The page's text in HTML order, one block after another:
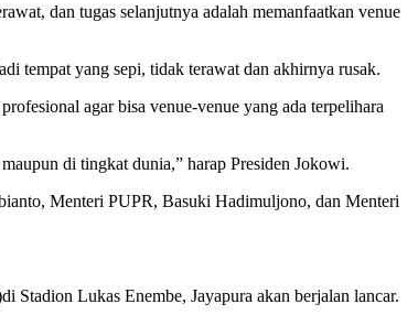
dan tugas selanjutnya adalah memanfaatkan venue
tempat yang sepi, tidak terawat dan akhirnya rusak.
agar bisa venue-venue yang ada terpelihara
di tingkat dunia,” harap Presiden Jokowi.
Menteri PUPR, Basuki Hadimuljono, dan Menteri
Stadion Lukas Enembe, Jayapura akan berjalan lancar.